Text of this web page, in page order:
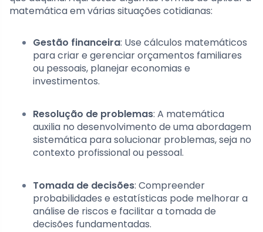
matemática em várias situações cotidianas:
Gestão financeira: Use cálculos matemáticos
para criar e gerenciar orçamentos familiares
ou pessoais, planejar economias e
investimentos.
Resolução de problemas: A matemática
auxilia no desenvolvimento de uma abordagem
sistemática para solucionar problemas, seja no
contexto profissional ou pessoal.
Tomada de decisões: Compreender
probabilidades e estatísticas pode melhorar a
análise de riscos e facilitar a tomada de
decisões fundamentadas.